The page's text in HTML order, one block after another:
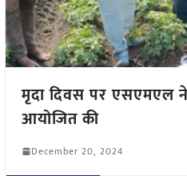
मृदा दिवस पर एसएमएल ने
आयोजित की
December 20, 2024